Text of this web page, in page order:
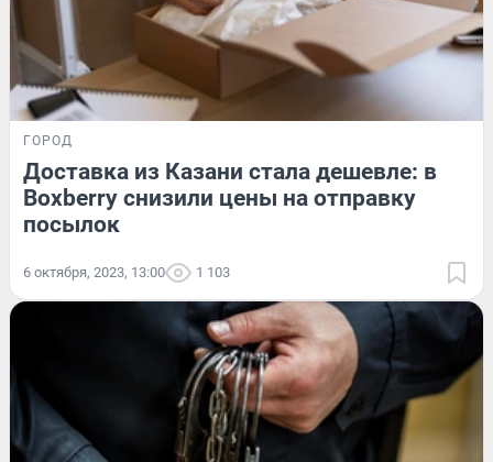
ГОРОД
Доставка из Казани стала дешевле: в
Boxberry снизили цены на отправку
посылок
6 октября, 2023, 13:00 1 103